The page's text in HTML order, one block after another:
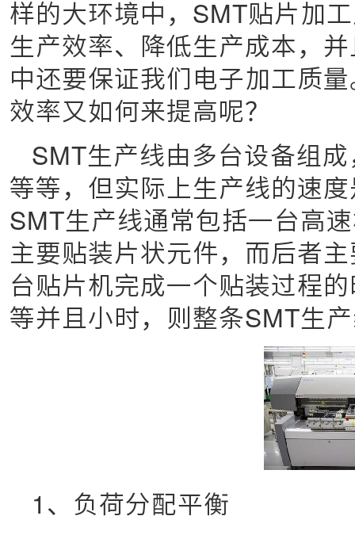
样的大环境中，SMT贴片加
生产效率、降低生产成本，
中还要保证我们电子加工质
效率又如何来提高呢？
SMT生产线由多台设备组
等等，但实际上生产线的速
SMT生产线通常包括一台高
主要贴装片状元件，而后者
台贴片机完成一个贴装过程
等并且小时，则整条SMT生
1、负荷分配平衡